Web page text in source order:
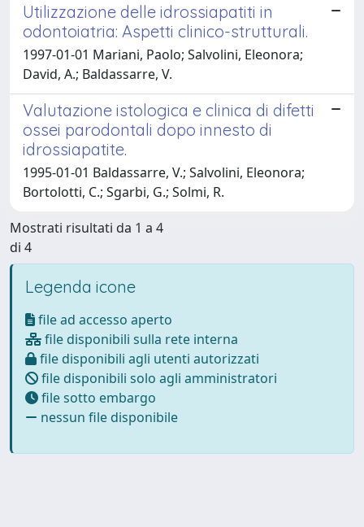
Utilizzazione delle idrossiapatiti in
odontoiatria: Aspetti clinico-strutturali.
1997-01-01 Mariani, Paolo; Salvolini, Eleonora;
David, A.; Baldassarre, V.
Valutazione istologica e clinica di difetti
ossei parodontali dopo innesto di
idrossiapatite.
1995-01-01 Baldassarre, V.; Salvolini, Eleonora;
Bortolotti, C.; Sgarbi, G.; Solmi, R.
Mostrati risultati da 1 a 4
di 4
Legenda icone
file ad accesso aperto
file disponibili sulla rete interna
file disponibili agli utenti autorizzati
file disponibili solo agli amministratori
file sotto embargo
nessun file disponibile